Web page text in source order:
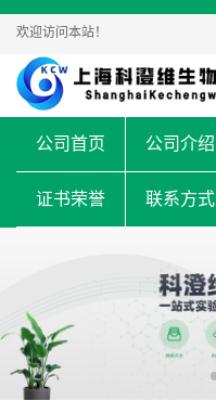
欢迎访问本站！
公司首页 公司介绍
证书荣誉 联系方式